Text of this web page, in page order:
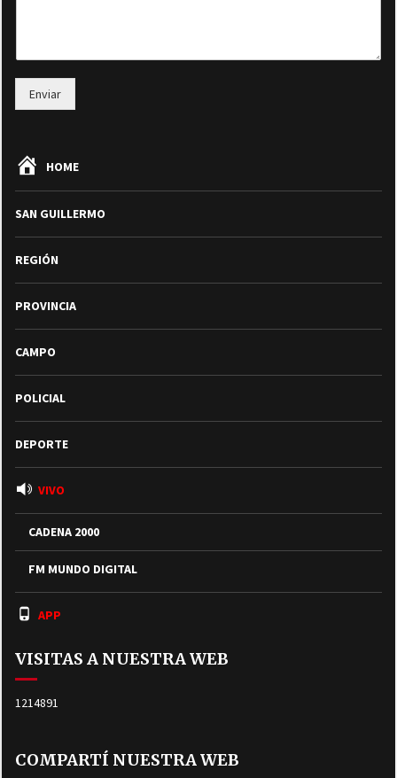
Enviar
HOME
SAN GUILLERMO
REGIÓN
PROVINCIA
CAMPO
POLICIAL
DEPORTE
VIVO
CADENA 2000
FM MUNDO DIGITAL
APP
VISITAS A NUESTRA WEB
1214891
COMPARTÍ NUESTRA WEB